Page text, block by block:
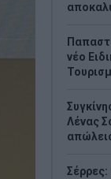
νέο
Λένας
Σέρρες: